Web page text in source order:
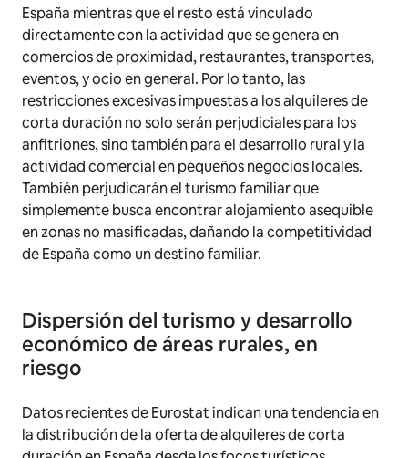
España mientras que el resto está vinculado
directamente con la actividad que se genera en
comercios de proximidad, restaurantes, transportes,
eventos, y ocio en general. Por lo tanto, las
restricciones excesivas impuestas a los alquileres de
corta duración no solo serán perjudiciales para los
anfitriones, sino también para el desarrollo rural y la
actividad comercial en pequeños negocios locales.
También perjudicarán el turismo familiar que
simplemente busca encontrar alojamiento asequible
en zonas no masificadas, dañando la competitividad
de España como un destino familiar.
Dispersión del turismo y desarrollo
económico de áreas rurales, en
riesgo
Datos recientes de Eurostat indican una tendencia en
la distribución de la oferta de alquileres de corta